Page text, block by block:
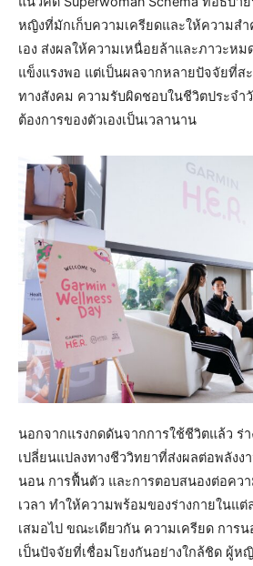
หญิงที่มักเก็บความเครียดและให้ความส
เอง ส่งผลให้ความเหนื่อยล้าและภาวะหม
แข็งแรงพอ แต่เป็นผลจากหลายปัจจัยที่ส
ทางสังคม ความรับผิดชอบในชีวิตประจำ
ต้องการของตัวเองเป็นเวลานาน
นอกจากแรงกดดันจากการใช้ชีวิตแล้ว ร่
เปลี่ยนแปลงทางชีววิทยาที่ส่งผลต่อพลัง
นอน การฟื้นตัว และการตอบสนองต่อคว
เวลา ทำให้ความพร้อมของร่างกายในแ
เสมอไป ขณะเดียวกัน ความเครียด การ
เป็นปัจจัยที่เชื่อมโยงกันอย่างใกล้ชิด ผู้ห